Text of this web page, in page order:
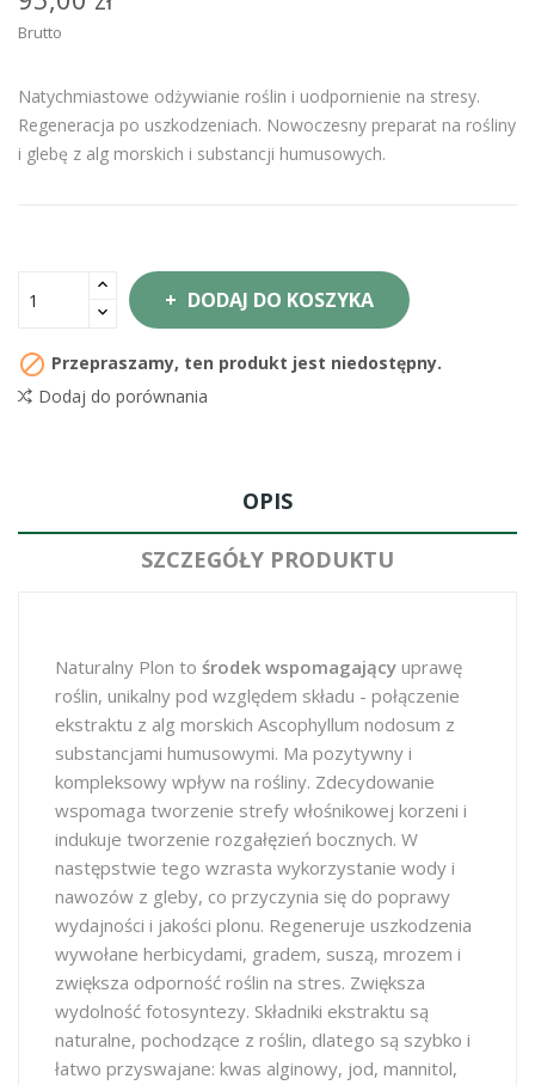
Brutto
Natychmiastowe odżywianie roślin i uodpornienie na stresy.
Regeneracja po uszkodzeniach. Nowoczesny preparat na rośliny
i glebę z alg morskich i substancji humusowych.
DODAJ DO KOSZYKA
 Przepraszamy, ten produkt jest niedostępny.
Dodaj do porównania
OPIS
SZCZEGÓŁY PRODUKTU
Naturalny Plon to środek wspomagający uprawę
roślin, unikalny pod względem składu - połączenie
ekstraktu z alg morskich Ascophyllum nodosum z
substancjami humusowymi. Ma pozytywny i
kompleksowy wpływ na rośliny. Zdecydowanie
wspomaga tworzenie strefy włośnikowej korzeni i
indukuje tworzenie rozgałęzień bocznych. W
następstwie tego wzrasta wykorzystanie wody i
nawozów z gleby, co przyczynia się do poprawy
wydajności i jakości plonu. Regeneruje uszkodzenia
wywołane herbicydami, gradem, suszą, mrozem i
zwiększa odporność roślin na stres. Zwiększa
wydolność fotosyntezy. Składniki ekstraktu są
naturalne, pochodzące z roślin, dlatego są szybko i
łatwo przyswajane: kwas alginowy, jod, mannitol,